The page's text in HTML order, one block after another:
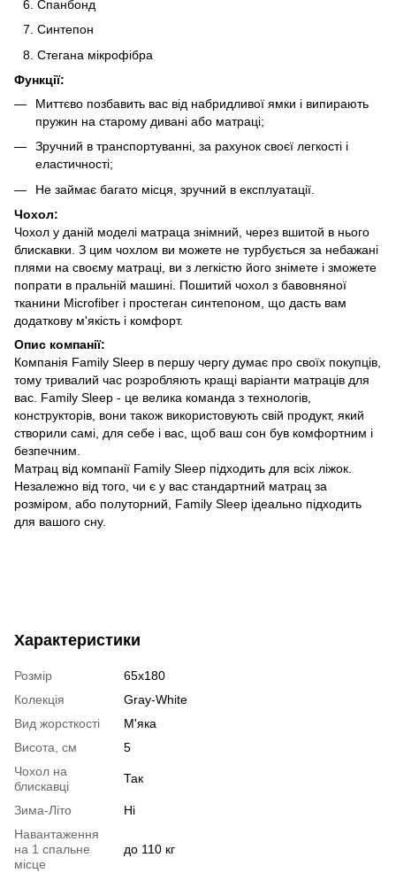
Спанбонд
Синтепон
Стегана мікрофібра
Функції:
Миттєво позбавить вас від набридливої ​​ямки і випирають
пружин на старому дивані або матраці;
Зручний в транспортуванні, за рахунок своєї легкості і
еластичності;
Не займає багато місця, зручний в експлуатації.
Чохол:
Чохол у даній моделі матраца знімний, через вшитой в нього
блискавки. З цим чохлом ви можете не турбується за небажані
плями на своєму матраці, ви з легкістю його знімете і зможете
попрати в пральній машині. Пошитий чохол з бавовняної
тканини Microfiber і простеган синтепоном, що дасть вам
додаткову м'якість і комфорт.
Опис компанії:
Компанія Family Sleep в першу чергу думає про своїх покупців,
тому тривалий час розробляють кращі варіанти матраців для
вас. Family Sleep - це велика команда з технологів,
конструкторів, вони також використовують свій продукт, який
створили самі, для себе і вас, щоб ваш сон був комфортним і
безпечним.
Матрац від компанії Family Sleep підходить для всіх ліжок.
Незалежно від того, чи є у вас стандартний матрац за
розміром, або полуторний, Family Sleep ідеально підходить
для вашого сну.
Характеристики
Розмір
65х180
Колекція
Gray-White
Вид жорсткості
М'яка
Висота, см
5
Чохол на
блискавці
Так
Зима-Літо
Ні
Навантаження
на 1 спальне
місце
до 110 кг